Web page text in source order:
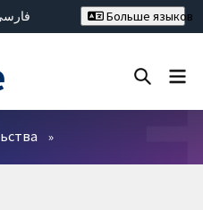
Больше языков